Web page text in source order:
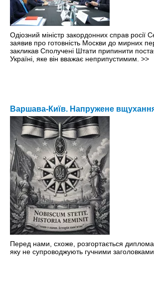
Одіозний міністр закордонних справ росії
заявив про готовність Москви до мирних
закликав Сполучені Штати припинити
Україні, яке він вважає неприпустимим. >>
Варшава-Київ. Напружене
Перед нами, схоже, розгортається
яку не супроводжують гучними